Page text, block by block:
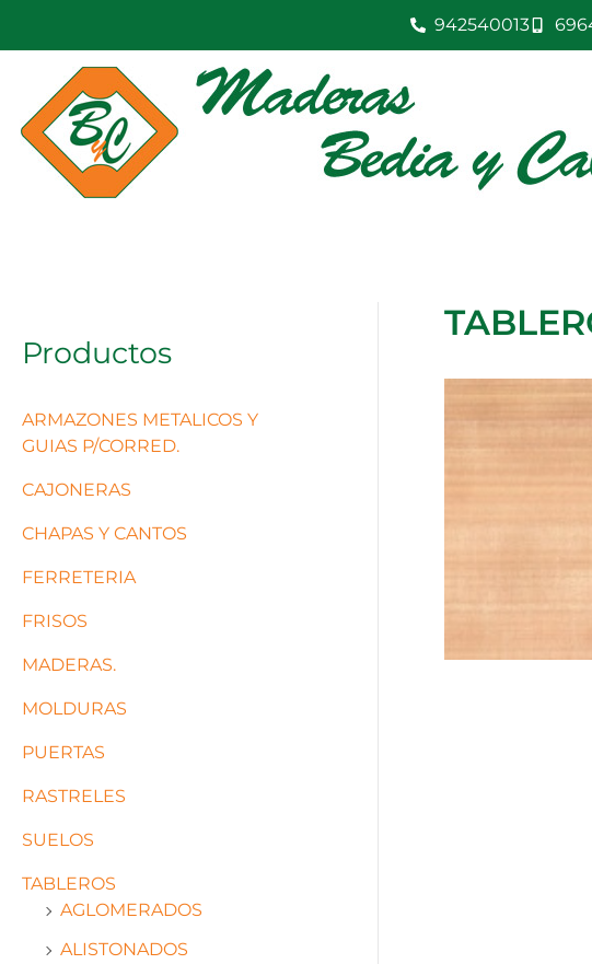
contenido
942540013
Productos
ARMAZONES METALICOS Y
GUIAS P/CORRED.
CAJONERAS
CHAPAS Y CANTOS
FERRETERIA
FRISOS
MADERAS.
MOLDURAS
PUERTAS
RASTRELES
SUELOS
TABLEROS
AGLOMERADOS
ALISTONADOS